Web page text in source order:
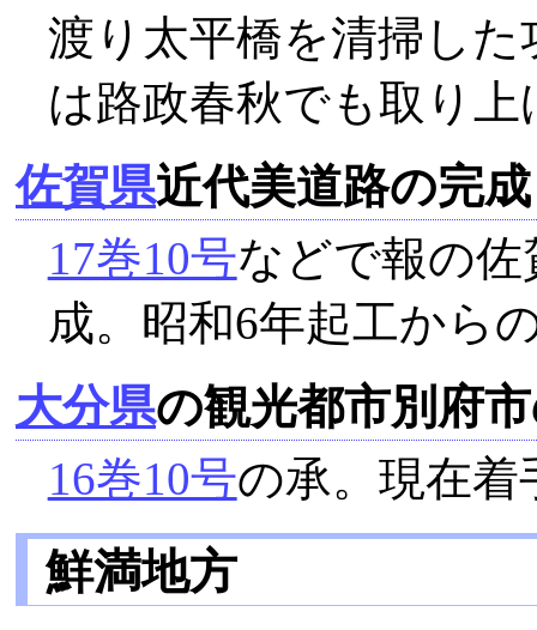
渡り太平橋を清掃し
は路政春秋でも取り
佐賀県近代美道路の完成
17巻10号などで報の
成。昭和6年起工から
大分県の観光都市別府
16巻10号の承。現在
鮮満地方